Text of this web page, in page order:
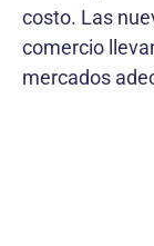
costo. Las
comercio
mercados